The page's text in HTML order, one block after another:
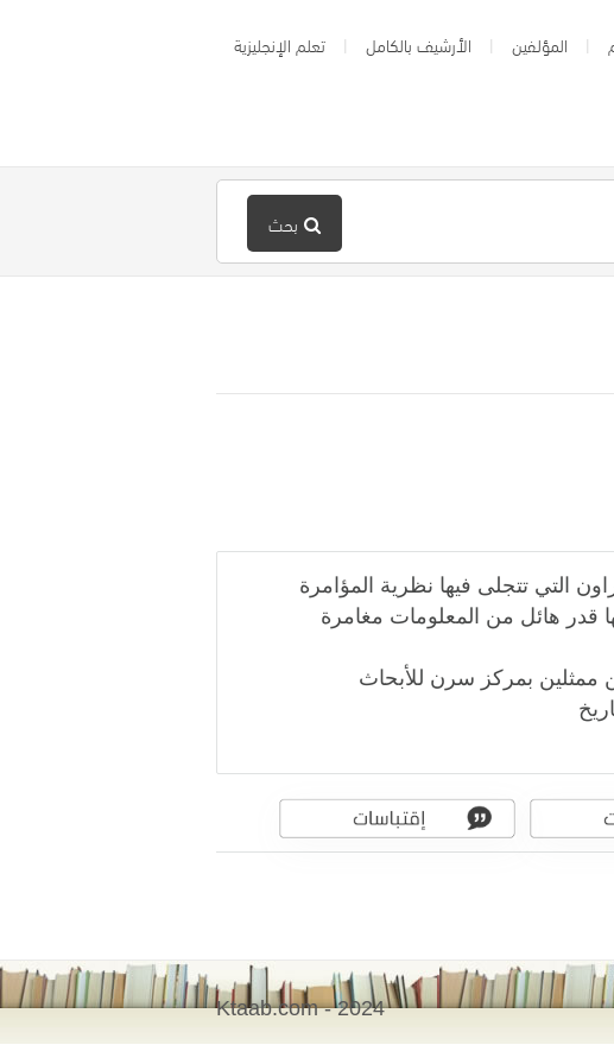
المؤلفين الأرشيف بالكامل تعلم الإنجليزية
بحث
التي تتجلى فيها نظرية المؤامرة
هائل من المعلومات مغامرة
ممثلين بمركز سرن للأبحاث
Ktaab.com - 2024